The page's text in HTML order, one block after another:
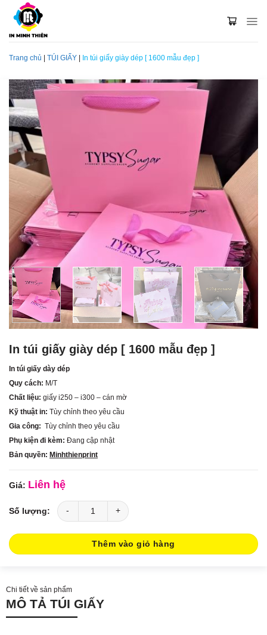
content
Trang chủ TÚI GIẤY In túi giấy giày dép [ 1600 mẫu đẹp ]
In túi giấy giày dép [ 1600 mẫu đẹp ]
In túi giấy dày dép
Quy cách: M/T
Chất liệu: giấy i250 – i300 – cán mờ
Kỹ thuật in: Tùy chỉnh theo yêu cầu
Gia công: Tùy chỉnh theo yêu cầu
Phụ kiện đi kèm: Đang cập nhật
Bản quyền: Minhthienprint
Liên hệ
In túi giấy giày dép [ 1600 mẫu đẹp ] số lượng
Thêm vào giỏ hàng
Chi tiết về sản phẩm
MÔ TẢ TÚI GIẤY